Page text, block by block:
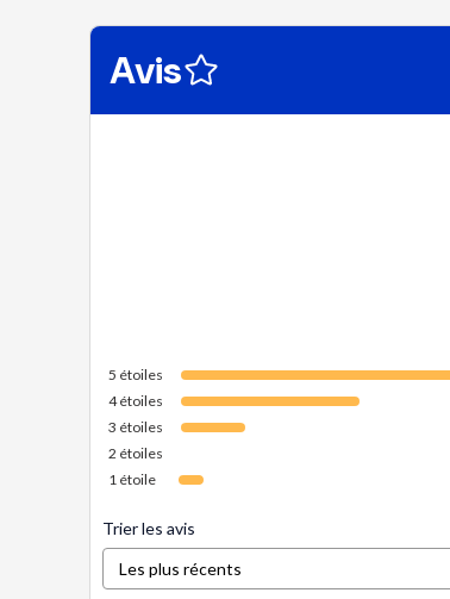
Avis
5 étoiles
4étoiles
3 étoiles
2 étoiles
1 étoile
Trier les avis